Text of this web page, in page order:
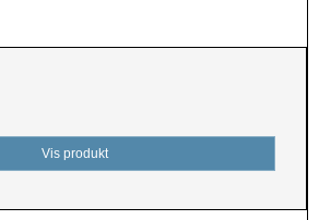
Vis produkt